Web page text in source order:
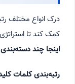
درک انواع مختلف
کمک کند تا
اینجا چند
رتبه‌بندی کلمات